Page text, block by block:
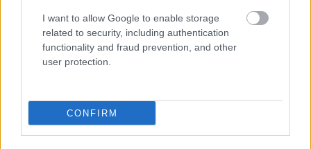
I want to allow Google to enable storage
related to security, including authentication
functionality and fraud prevention, and other
user protection.
CONFIRM